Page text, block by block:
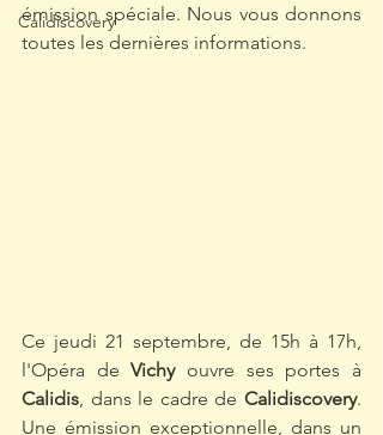
Calidiscovery
émission spéciale. Nous vous donnons
toutes les dernières informations.
Ce jeudi 21 septembre, de 15h à 17h,
l'Opéra de Vichy
Calidis , dans le cadre de Calidiscovery.